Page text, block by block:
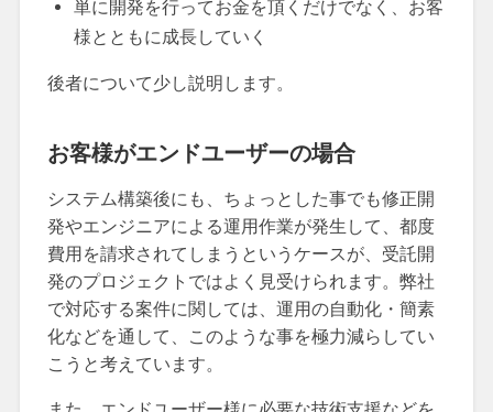
単に開発を行ってお金を頂くだけでなく、お客
様とともに成長していく
後者について少し説明します。
お客様がエンドユーザーの場合
システム構築後にも、ちょっとした事でも修正開
発やエンジニアによる運用作業が発生して、都度
費用を請求されてしまうというケースが、受託開
発のプロジェクトではよく見受けられます。弊社
で対応する案件に関しては、運用の自動化・簡素
化などを通して、このような事を極力減らしてい
こうと考えています。